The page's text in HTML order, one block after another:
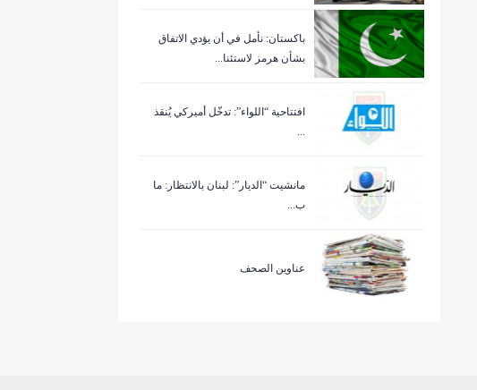
باكستان: نأمل في أن يؤدي الاتفاق
بشأن هرمز لاستئنا...
افتتاحية “اللواء”: تدخّل أميركي يُنقذ
...
مانشيت “الديار”: لبنان بالانتظار: ما
ب...
عناوين الصحف